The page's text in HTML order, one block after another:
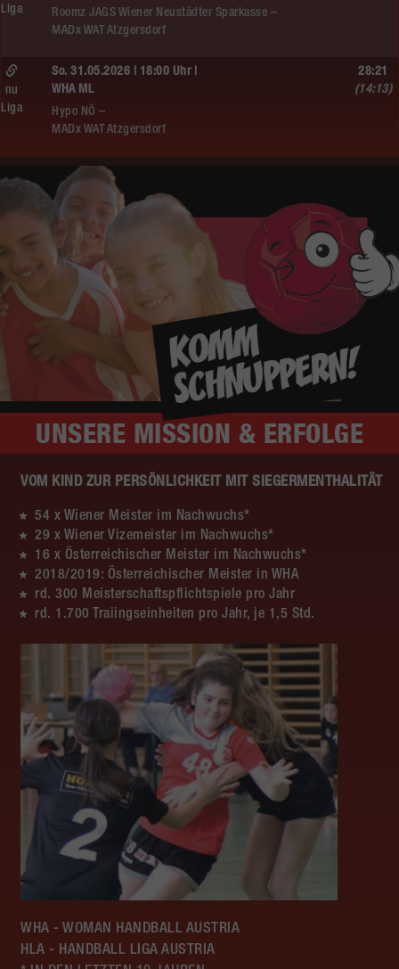
Roomz JAGS Wiener Neustädter Sparkasse –
MADx WAT Atzgersdorf
Liga
So. 31.05.2026 | 18:00 Uhr |
WHA ML
Hypo NÖ –
MADx WAT Atzgersdorf
nu
Liga
28:21
(14:13)
UNSERE MISSION & ERFOLGE
VOM KIND ZUR PERSÖNLICHKEIT MIT SIEGERMENTHALITÄT
54 x Wiener Meister im Nachwuchs*
29 x Wiener Vizemeister im Nachwuchs*
16 x Österreichischer Meister im Nachwuchs*
2018/2019: Österreichischer Meister in WHA
rd. 300 Meisterschaftspflichtspiele pro Jahr
rd. 1.700 Traiingseinheiten pro Jahr, je 1,5 Std.
WHA - WOMAN HANDBALL AUSTRIA
HLA - HANDBALL LIGA AUSTRIA